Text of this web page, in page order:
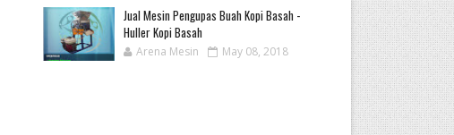
Jual Mesin Pengupas Buah Kopi Basah -
Huller Kopi Basah
Arena Mesin May 08, 2018